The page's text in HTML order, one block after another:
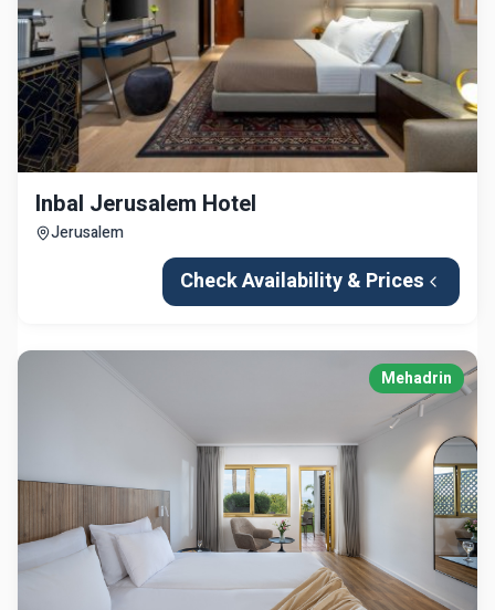
Inbal Jerusalem Hotel
Jerusalem
Check Availability & Prices
Mehadrin